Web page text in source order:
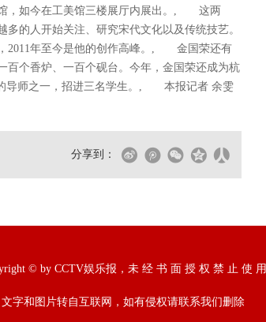
馆，如今在工美馆三楼展厅内展出。, 这两
的人开始关注、研究宋代文化以及传统技艺。
2011年至今是他的创作高峰。, 金国荣还有
百个香炉、一百个砚台。今年，金国荣还成为杭
导师之一，招进三名学生。, 本报记者 余雯
分享到：
© by CCTV娱乐报，未 经 书 面 授 权 禁 止 使 用
文字和图片转自互联网，如有侵权请联系我们删除